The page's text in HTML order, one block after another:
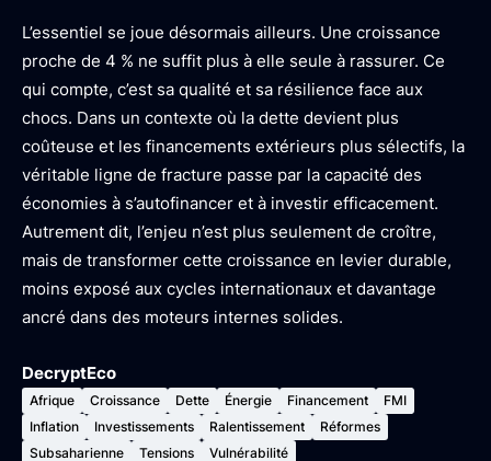
L’essentiel se joue désormais ailleurs. Une croissance
proche de 4 % ne suffit plus à elle seule à rassurer. Ce
qui compte, c’est sa qualité et sa résilience face aux
chocs. Dans un contexte où la dette devient plus
coûteuse et les financements extérieurs plus sélectifs, la
véritable ligne de fracture passe par la capacité des
économies à s’autofinancer et à investir efficacement.
Autrement dit, l’enjeu n’est plus seulement de croître,
mais de transformer cette croissance en levier durable,
moins exposé aux cycles internationaux et davantage
ancré dans des moteurs internes solides.
DecryptEco
Afrique Croissance Dette Énergie Financement
FMI
Inflation
Investissements Ralentissement
Réformes
Subsaharienne
Tensions Vulnérabilité